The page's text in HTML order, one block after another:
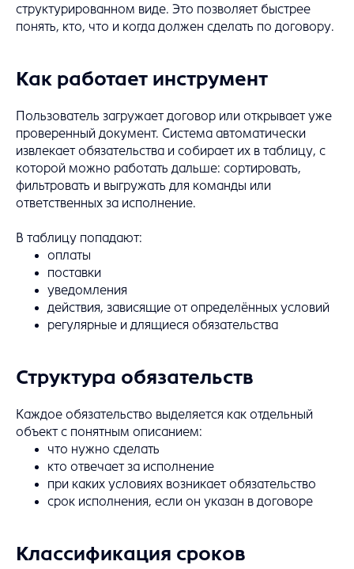
структурированном виде. Это позволяет быстрее
понять, кто, что и когда должен сделать по договору.
Как работает инструмент
Пользователь загружает договор или открывает уже
проверенный документ. Система автоматически
извлекает обязательства и собирает их в таблицу, с
которой можно работать дальше: сортировать,
фильтровать и выгружать для команды или
ответственных за исполнение.
В таблицу попадают:
оплаты
поставки
уведомления
действия, зависящие от определённых условий
регулярные и длящиеся обязательства
Структура обязательств
Каждое обязательство выделяется как отдельный
объект с понятным описанием:
что нужно сделать
кто отвечает за исполнение
при каких условиях возникает обязательство
срок исполнения, если он указан в договоре
Классификация сроков